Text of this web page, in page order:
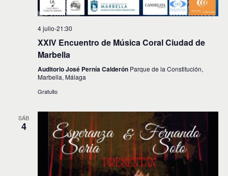
4 julio-21:30
XXIV Encuentro de Música Coral Ciudad de
Marbella
Auditorio José Pernía Calderón Parque de la Constitución,
Marbella, Málaga
Gratuito
SÁB
4